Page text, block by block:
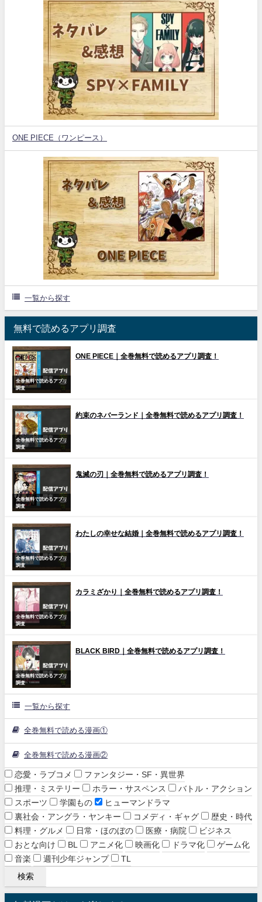
ONE PIECE（ワンピース）
一覧から探す
無料で読めるアプリ調査
全巻無料で読めるアプリ
調査
ONE PIECE｜全巻無料で読めるアプリ調査！
全巻無料で読めるアプリ
調査
約束のネバーランド｜全巻無料で読めるアプリ調査！
全巻無料で読めるアプリ
調査
鬼滅の刃｜全巻無料で読めるアプリ調査！
全巻無料で読めるアプリ
調査
わたしの幸せな結婚｜全巻無料で読めるアプリ調査！
全巻無料で読めるアプリ
調査
カラミざかり｜全巻無料で読めるアプリ調査！
全巻無料で読めるアプリ
調査
BLACK BIRD｜全巻無料で読めるアプリ調査！
一覧から探す
全巻無料で読める漫画①
全巻無料で読める漫画②
恋愛・ラブコメ
ファンタジー・SF・異世界
推理・ミステリー
ホラー・サスペンス
バトル・アクション
スポーツ
学園もの
ヒューマンドラマ
裏社会・アングラ・ヤンキー
コメディ・ギャグ
歴史・時代
料理・グルメ
日常・ほのぼの 医療・病院
ビジネス
おとな向け
BL アニメ化 映画化 ドラマ化
ゲーム化
音楽
週刊少年ジャンプ TL